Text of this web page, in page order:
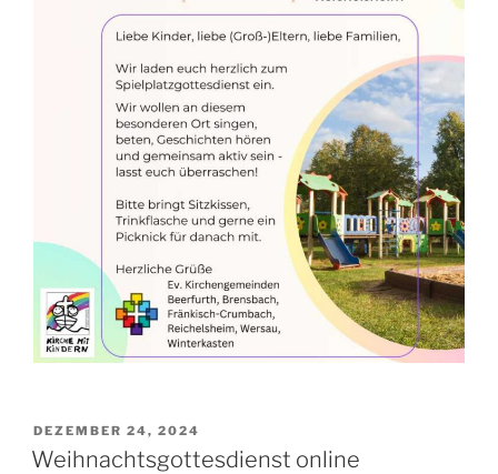
VERÖFFENTLICHT
AM
DEZEMBER 24, 2024
Weihnachtsgottesdienst online